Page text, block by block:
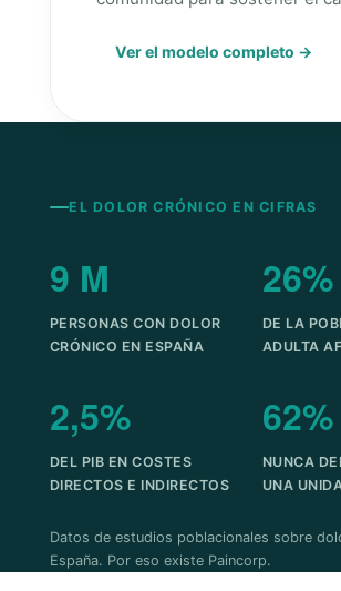
Ver el modelo completo →
EL DOLOR CRÓNICO EN CIFRAS
9 M
PERSONAS CON DOLOR
CRÓNICO EN ESPAÑA
26%
DE LA
ADULTA
2,5%
DEL PIB EN COSTES
DIRECTOS E INDIRECTOS
62%
NUNCA
UNA
Datos de estudios poblacionales sobre
España. Por eso existe Paincorp.